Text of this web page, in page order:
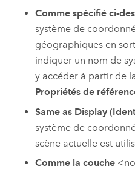
Comme spécifié ci-
système de
géographiques en
indiquer un nom de
y accéder à partir de
Propriétés de
Same as Display
système de
scène actuelle est
Comme la couche